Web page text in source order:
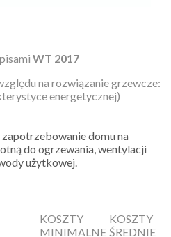
WT 2017
na rozwiązanie grzewcze:
energetycznej)
domu na
do ogrzewania, wentylacji
użytkowej.
KOSZTY
MINIMALNE
KOSZTY
ŚREDNIE